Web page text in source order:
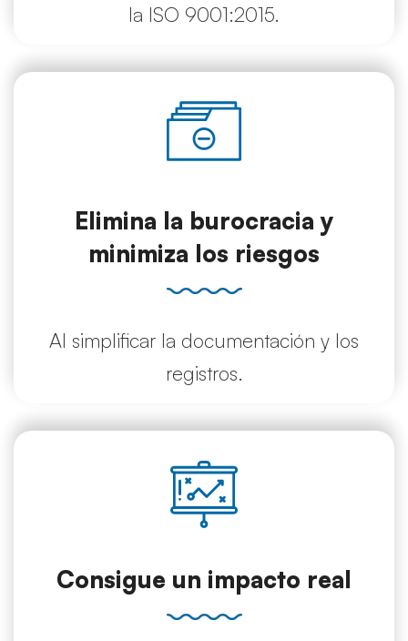
la ISO 9001:2015.
Elimina la burocracia y
minimiza los riesgos
Al simplificar la documentación y los
registros.
Consigue un impacto real